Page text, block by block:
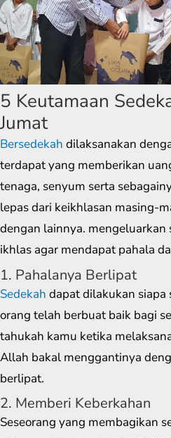
5 Keutamaan
Jumat
Bersedekah dilaksanakan
terdapat yang memberikan
tenaga, senyum serta
lepas dari keikhlasan masing-
dengan lainnya. mengeluarkan
ikhlas agar mendapat pahala
1. Pahalanya Berlipat
Sedekah dapat dilakukan siapa
orang telah berbuat baik bagi
tahukah kamu ketika
Allah bakal menggantinya
berlipat.
2. Memberi Keberkahan
Seseorang yang membagikan